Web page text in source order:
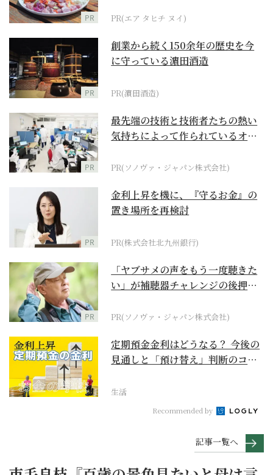
PR PR(エア タヒチ ヌイ)
PR
創業から続く150余年の歴史を今
に守っている濵田酒造
PR(濵田酒造)
PR
最先端の技術と技術者たちの熱い
気持ちによって作られているオー
PR(ソノヴァ・ジャパン株式会社)
PR
金利上昇を機に、『守るお金』の
置き場所を再検討
PR(株式会社北九州銀行)
PR
「ヤブサメの声をもう一度聴きた
い」が補聴器チャレンジの後押し
PR(ソノヴァ・ジャパン株式会社)
定期預金金利はどうなる？ 今後の
見通しと「預け替え」判断のコツ
生活
Recommended by
記事一覧へ